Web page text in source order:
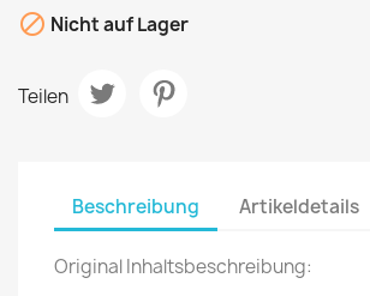
 Nicht auf Lager
Teilen
Beschreibung Artikeldetails
Original Inhaltsbeschreibung: